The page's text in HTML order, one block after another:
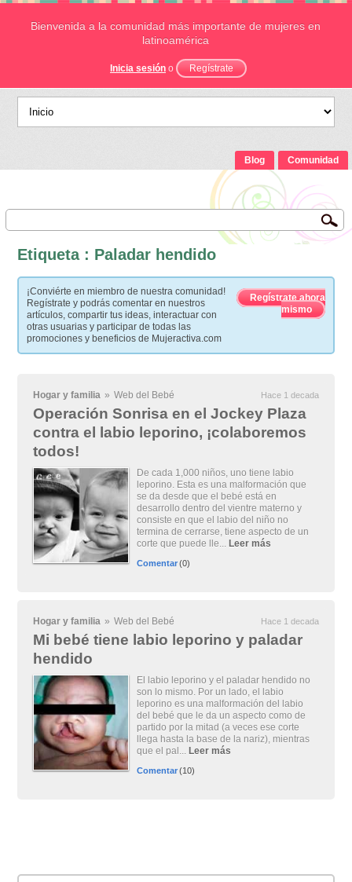
Bienvenida a la comunidad más importante de mujeres en
latinoamérica
Inicia sesión o Regístrate
Blog Comunidad
Etiqueta : Paladar hendido
¡Conviérte en miembro de nuestra comunidad!
Regístrate y podrás comentar en nuestros
artículos, compartir tus ideas, interactuar con
otras usuarias y participar de todas las
promociones y beneficios de Mujeractiva.com
Regístrate ahora
mismo
Hogar y familia » Web del Bebé Hace 1 decada
Operación Sonrisa en el Jockey Plaza
contra el labio leporino, ¡colaboremos
todos!
De cada 1,000 niños, uno tiene labio
leporino. Esta es una malformación que
se da desde que el bebé está en
desarrollo dentro del vientre materno y
consiste en que el labio del niño no
termina de cerrarse, tiene aspecto de un
corte que puede lle... Leer más
Comentar(0)
Hogar y familia » Web del Bebé Hace 1 decada
Mi bebé tiene labio leporino y paladar
hendido
El labio leporino y el paladar hendido no
son lo mismo. Por un lado, el labio
leporino es una malformación del labio
del bebé que le da un aspecto como de
partido por la mitad (a veces ese corte
llega hasta la base de la nariz), mientras
que el pal... Leer más
Comentar(10)